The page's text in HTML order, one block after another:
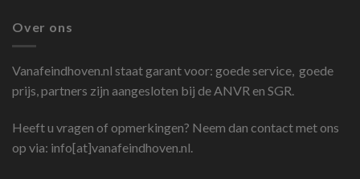
Over ons
Vanafeindhoven.nl staat garant voor: goede service, goede
prijs, partners zijn aangesloten bij de ANVR en SGR.
Heeft u vragen of opmerkingen? Neem dan contact met ons
op via: info[at]vanafeindhoven.nl.